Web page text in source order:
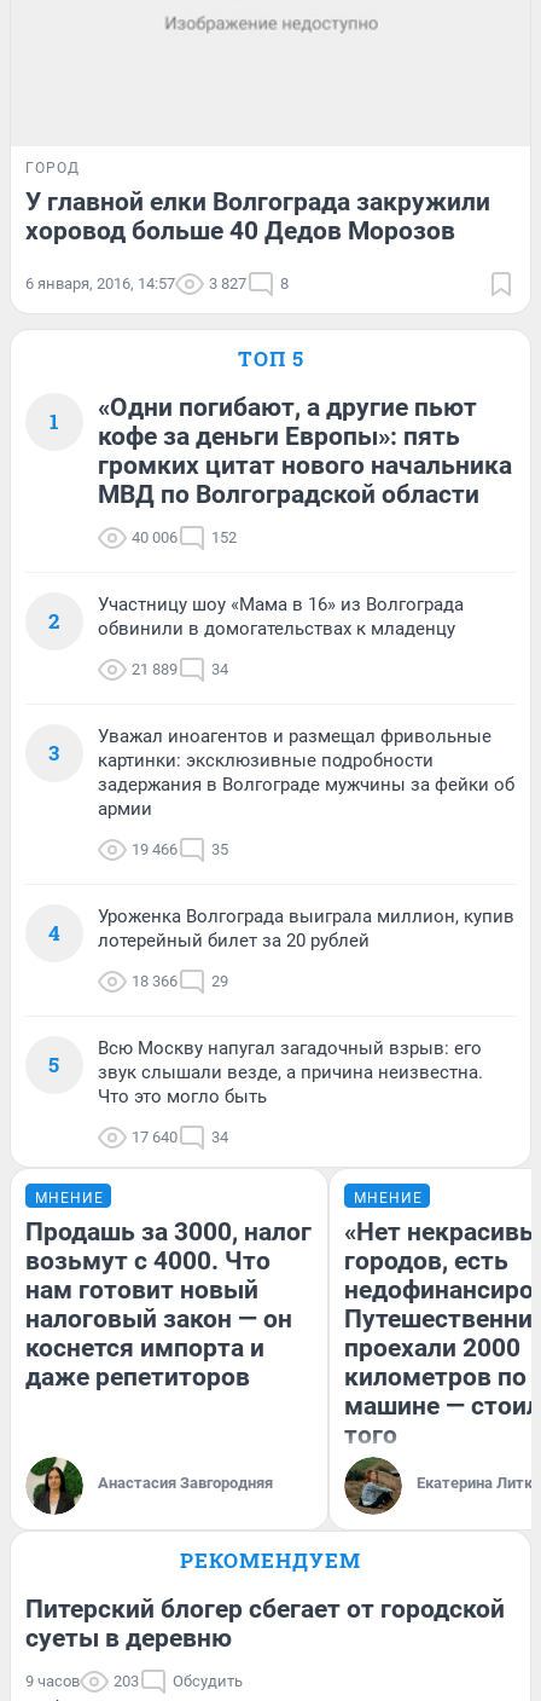
ГОРОД
У главной елки Волгограда закружили
хоровод больше 40 Дедов Морозов
6 января, 2016, 14:57 3 827 8
ТОП 5
1
«Одни погибают, а другие пьют
кофе за деньги Европы»: пять
громких цитат нового начальника
МВД по Волгоградской области
40 006 152
2
Участницу шоу «Мама в 16» из Волгограда
обвинили в домогательствах к младенцу
21 889 34
3
Уважал иноагентов и размещал фривольные
картинки: эксклюзивные подробности
задержания в Волгограде мужчины за фейки об
армии
19 466 35
4
Уроженка Волгограда выиграла миллион, купив
лотерейный билет за 20 рублей
18 366 29
5
Всю Москву напугал загадочный взрыв: его
звук слышали везде, а причина неизвестна.
Что это могло быть
17 640 34
МНЕНИЕ
Продашь за 3000, налог
возьмут с 4000. Что
нам готовит новый
налоговый закон — он
коснется импорта и
даже репетиторов
Анастасия Завгородняя
МНЕНИЕ
«Нет
городов, есть
проехали 2000
километров по
машине —
того
Екатерина
РЕКОМЕНДУЕМ
Питерский блогер сбегает от городской
суеты в деревню
9 часов 203 Обсудить